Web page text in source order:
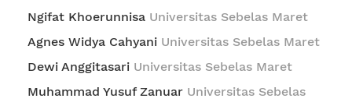
Ngifat Khoerunnisa Universitas Sebelas Maret
Agnes Widya Cahyani Universitas Sebelas Maret
Dewi Anggitasari Universitas Sebelas Maret
Muhammad Yusuf Zanuar Universitas Sebelas